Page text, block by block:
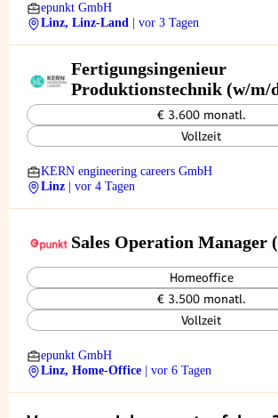
epunkt GmbH
Linz, Linz-Land
| vor 3 Tagen
Fertigungsingenieur
Produktionstechnik (w/m/
€ 3.600 monatl.
Vollzeit
KERN engineering careers GmbH
Linz
| vor 4 Tagen
Sales Operation Manager
Homeoffice
€ 3.500 monatl.
Vollzeit
epunkt GmbH
Linz, Home-Office
| vor 6 Tagen